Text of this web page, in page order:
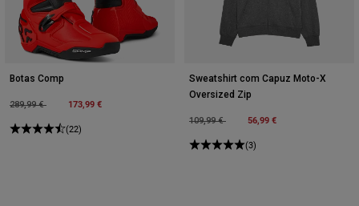
Botas Comp
Price reduced from
289,99 €to 173,99 €
(22)
Sweatshirt com Capuz Moto-X
Oversized Zip
Price reduced from
109,99 €to 56,99 €
(3)